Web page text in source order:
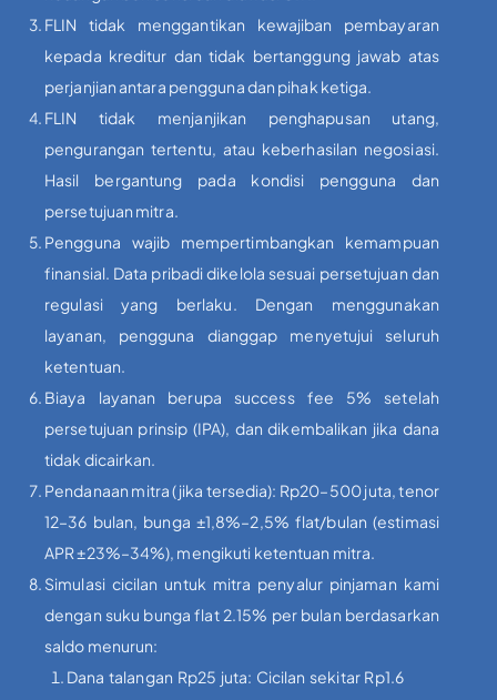
FLIN tidak menggantikan kewajiban pembayaran
kepada kreditur dan tidak bertanggung jawab atas
perjanjian antara pengguna dan pihak ketiga.
FLIN tidak menjanjikan penghapusan utang,
pengurangan tertentu, atau keberhasilan negosiasi.
Hasil bergantung pada kondisi pengguna dan
persetujuan mitra.
Pengguna wajib mempertimbangkan kemampuan
finansial. Data pribadi dikelola sesuai persetujuan dan
regulasi yang berlaku. Dengan menggunakan
layanan, pengguna dianggap menyetujui seluruh
ketentuan.
Biaya layanan berupa success fee 5% setelah
persetujuan prinsip (IPA), dan dikembalikan jika dana
tidak dicairkan.
Pendanaan mitra (jika tersedia): Rp20–500 juta, tenor
12–36 bulan, bunga ±1,8%–2,5% flat/bulan (estimasi
APR ±23%–34%), mengikuti ketentuan mitra.
Simulasi cicilan untuk mitra penyalur pinjaman kami
dengan suku bunga flat 2.15% per bulan berdasarkan
saldo menurun:
Dana talangan Rp25 juta: Cicilan sekitar Rp1.6